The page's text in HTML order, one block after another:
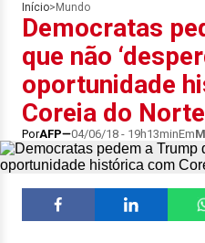
Início> Mundo
Democratas
que não
oportunidade
Coreia do Norte
PorAFP 04/06/18 - 19h13minEm